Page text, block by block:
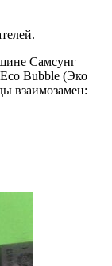
Самсунг
Bubble (Эко
взаимозамен: